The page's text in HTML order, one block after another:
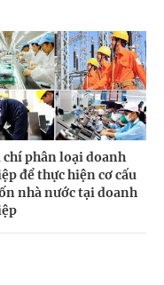
chí phân loại doanh
để thực hiện cơ cấu
nhà nước tại doanh